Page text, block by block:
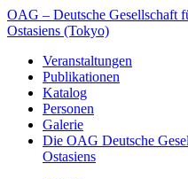
OAG – Deutsche Gesellschaft
Ostasiens (Tokyo)
Veranstaltungen
Publikationen
Katalog
Personen
Galerie
Die OAG Deutsche
Ostasiens